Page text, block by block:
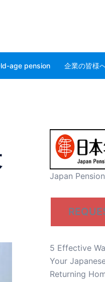
age pension 企業の皆様
Japan
5 Effective
Your
Returning